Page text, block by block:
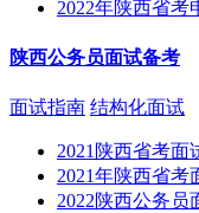
2022年陕西省
陕西公务员面试备考
面试指南 结构化面试
2021陕西省考面
2021年陕西省考
2022陕西公务员